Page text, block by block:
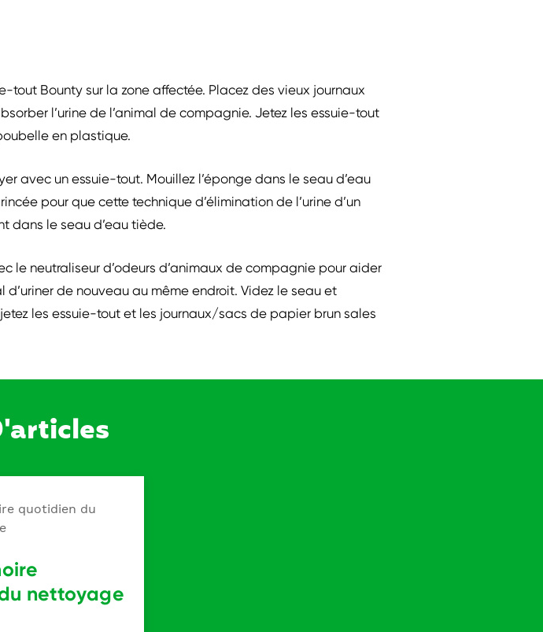
tout Bounty sur la zone affectée. Placez des vieux journaux
l’urine de l’animal de compagnie. Jetez les essuie-tout
en plastique.
avec un essuie-tout. Mouillez l’éponge dans le seau d’eau
pour que cette technique d’élimination de l’urine d’un
dans le seau d’eau tiède.
le neutraliseur d’odeurs d’animaux de compagnie pour aider
d’uriner de nouveau au même endroit. Videz le seau et
les essuie-tout et les journaux/sacs de papier brun sales
nettoyage